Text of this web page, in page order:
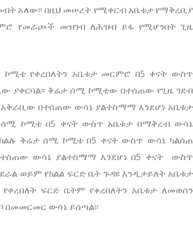
አለው፡፡ በዚህ መሠረት የሚቀርብ አቤቱታ የማቅረቢያ
የመራጮች መዝገብ ለሕዝብ ይፋ የሚሆንበት ጊዜ
የቀረበለትን አቤቱታ መርምሮ በ5 ቀናት ውስጥ
ያቀርባል፡፡ ቅሬታ ሰሚ ኮሚቴው በተሰጠው የጊዜ ገደብ
በተሰጠው ውሳኔ ያልተስማማ እንደሆነ አቤቱታ
ኮሚቴ በ5 ቀናት ውስጥ አቤቱታ በማቅረብ ውሳኔ
ቅሬታ ሰሚ ኮሚቴ በ5 ቀናት ውስጥ ውሳኔ ካልሰጠ
ውሳኔ ያልተስማማ እንደሆነ በ5 ቀናት ውስጥ
ወይም የክልል ፍርድ ቤት ጉዳዩ እንዲታይለት አቤቱታ
ፍርድ ቤትም የቀረበለትን አቤቱታ ለመወሰን
ውሳኔ ይሰጣል፡፡